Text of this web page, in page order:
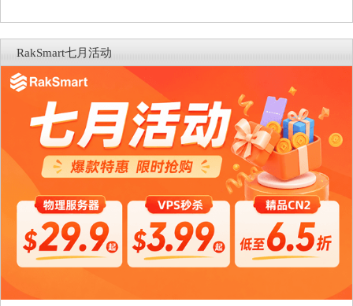
RakSmart七月活动